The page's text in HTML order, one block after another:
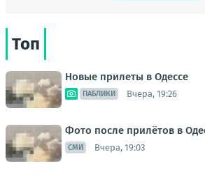
Топ
Новые прилеты в Одессе
ПАБЛИКИ Вчера, 19:26
Фото после прилётов в
СМИ Вчера, 19:03